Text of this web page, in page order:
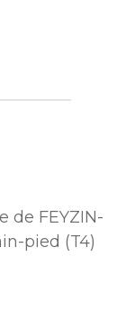
de FEYZIN-
pied (T4)